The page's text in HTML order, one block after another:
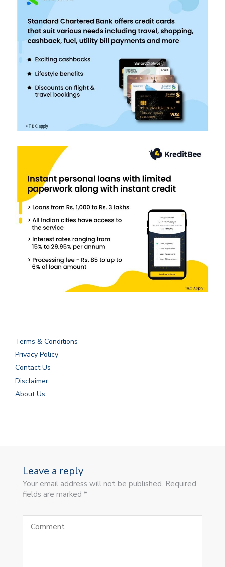
Terms & Conditions
Privacy Policy
Contact Us
Disclaimer
About Us
Leave a reply
Your email address will not be published. Required
fields are marked *